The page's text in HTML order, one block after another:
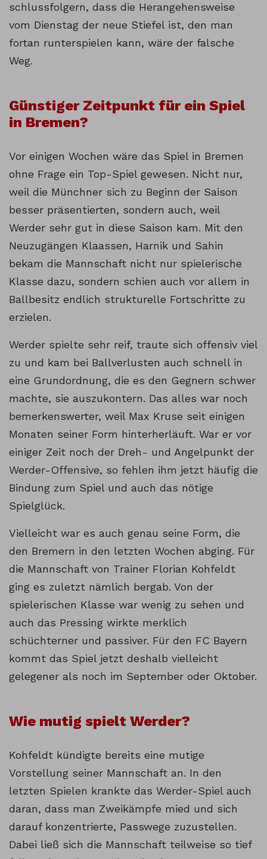
schlussfolgern, dass die Herangehensweise
vom Dienstag der neue Stiefel ist, den man
fortan runterspielen kann, wäre der falsche
Weg.
Günstiger Zeitpunkt für ein Spiel
in Bremen?
Vor einigen Wochen wäre das Spiel in Bremen
ohne Frage ein Top-Spiel gewesen. Nicht nur,
weil die Münchner sich zu Beginn der Saison
besser präsentierten, sondern auch, weil
Werder sehr gut in diese Saison kam. Mit den
Neuzugängen Klaassen, Harnik und Sahin
bekam die Mannschaft nicht nur spielerische
Klasse dazu, sondern schien auch vor allem in
Ballbesitz endlich strukturelle Fortschritte zu
erzielen.
Werder spielte sehr reif, traute sich offensiv viel
zu und kam bei Ballverlusten auch schnell in
eine Grundordnung, die es den Gegnern schwer
machte, sie auszukontern. Das alles war noch
bemerkenswerter, weil Max Kruse seit einigen
Monaten seiner Form hinterherläuft. War er vor
einiger Zeit noch der Dreh- und Angelpunkt der
Werder-Offensive, so fehlen ihm jetzt häufig die
Bindung zum Spiel und auch das nötige
Spielglück.
Vielleicht war es auch genau seine Form, die
den Bremern in den letzten Wochen abging. Für
die Mannschaft von Trainer Florian Kohfeldt
ging es zuletzt nämlich bergab. Von der
spielerischen Klasse war wenig zu sehen und
auch das Pressing wirkte merklich
schüchterner und passiver. Für den FC Bayern
kommt das Spiel jetzt deshalb vielleicht
gelegener als noch im September oder Oktober.
Wie mutig spielt Werder?
Kohfeldt kündigte bereits eine mutige
Vorstellung seiner Mannschaft an. In den
letzten Spielen krankte das Werder-Spiel auch
daran, dass man Zweikämpfe mied und sich
darauf konzentrierte, Passwege zuzustellen.
Dabei ließ sich die Mannschaft teilweise so tief